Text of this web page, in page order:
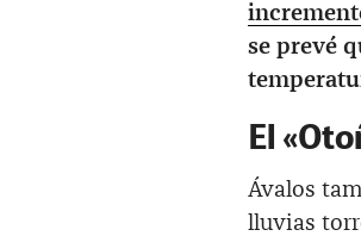
se prevé
El
Ávalos
lluvias